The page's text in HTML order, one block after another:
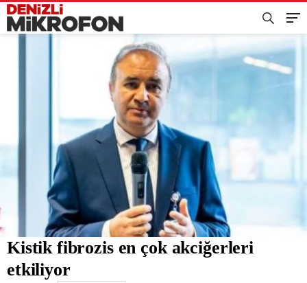
Kistik fibrozis en çok akciğerleri
etkiliyor